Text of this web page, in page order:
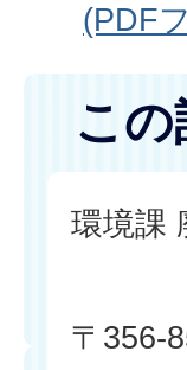
(PDF
こ
環境課
〒356-